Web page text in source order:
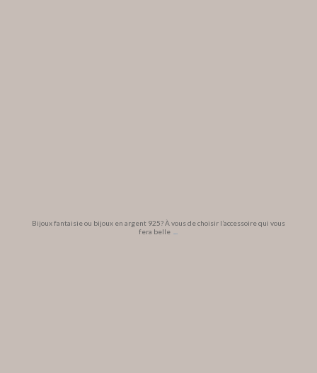
Bijoux fantaisie ou bijoux en argent 925? À vous de choisir l’accessoire qui vous
fera belle